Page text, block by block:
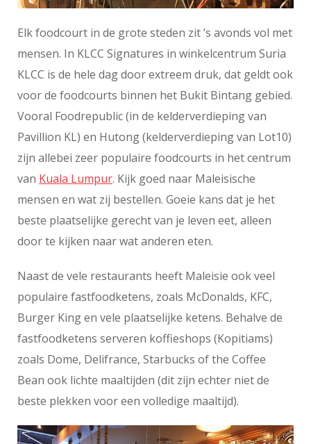
Elk foodcourt in de grote steden zit ’s avonds vol met
mensen. In KLCC Signatures in winkelcentrum Suria
KLCC is de hele dag door extreem druk, dat geldt ook
voor de foodcourts binnen het Bukit Bintang gebied.
Vooral Foodrepublic (in de kelderverdieping van
Pavillion KL) en Hutong (kelderverdieping van Lot10)
zijn allebei zeer populaire foodcourts in het centrum
van Kuala Lumpur. Kijk goed naar Maleisische
mensen en wat zij bestellen. Goeie kans dat je het
beste plaatselijke gerecht van je leven eet, alleen
door te kijken naar wat anderen eten.
Naast de vele restaurants heeft Maleisie ook veel
populaire fastfoodketens, zoals McDonalds, KFC,
Burger King en vele plaatselijke ketens. Behalve de
fastfoodketens serveren koffieshops (Kopitiams)
zoals Dome, Delifrance, Starbucks of the Coffee
Bean ook lichte maaltijden (dit zijn echter niet de
beste plekken voor een volledige maaltijd).